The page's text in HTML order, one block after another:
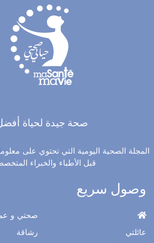
صحة جيدة لحياة
المجلة الصحية اليومية التي تحتوي على
قبل الأطباء والخبراء
وصول سريع
عائلتي
صحتي و
رشاقة